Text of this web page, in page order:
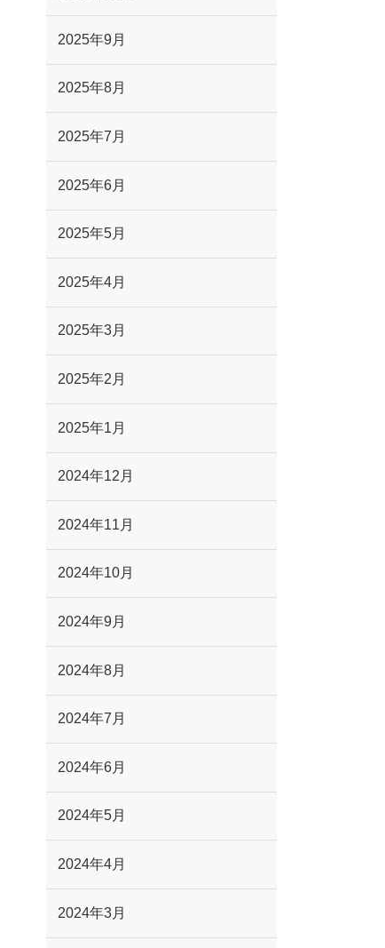
2025年9月
2025年8月
2025年7月
2025年6月
2025年5月
2025年4月
2025年3月
2025年2月
2025年1月
2024年12月
2024年11月
2024年10月
2024年9月
2024年8月
2024年7月
2024年6月
2024年5月
2024年4月
2024年3月